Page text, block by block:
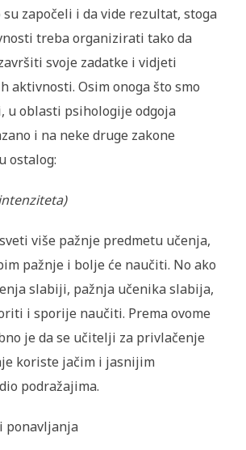
su započeli i da vide rezultat, stoga
treba organizirati tako da
svoje zadatke i vidjeti
aktivnosti. Osim onoga što smo
u oblasti psihologije odgoja
i na neke druge zakone
ostalog:
više pažnje predmetu učenja,
pažnje i bolje će naučiti. No ako
slabiji, pažnja učenika slabija,
i sporije naučiti. Prema ovome
je da se učitelji za privlačenje
koriste jačim i jasnijim
podražajima.
ponavljanja